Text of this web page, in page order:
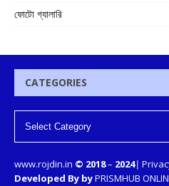
ফোটো গ্যালারি
CATEGORIES
www.rojdin.in © 2018– 2024|
Developed By byPRISMHUB